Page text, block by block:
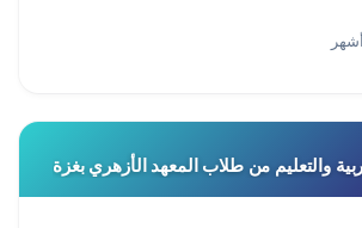
والتعليم من طلاب المعهد الأزهري بغزة